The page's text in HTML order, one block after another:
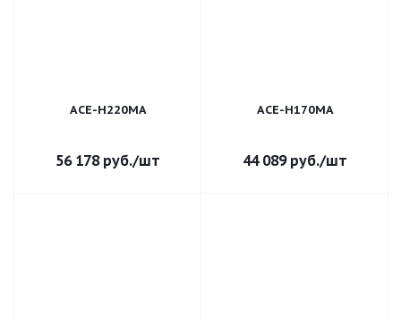
ACE-H220MA
56 178руб./шт
ACE-H170MA
44 089руб./шт